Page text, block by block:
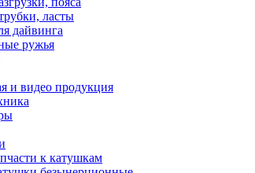
ласты
дайвинга
ружья
и видео продукция
к катушкам